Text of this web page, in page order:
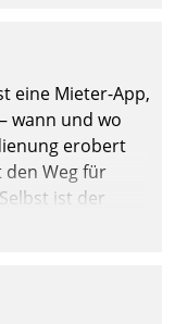
eine Mieter-App,
wann und wo
erobert
Weg für
ist der